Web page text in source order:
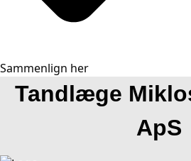
Sammenlign her
Tandlæge
ApS